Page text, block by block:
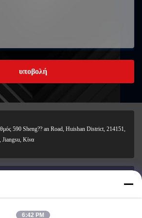
υποβολή
590 Sheng?? an Road, Huishan District, 214151,
Jiangsu, Κίνα
6:42 PM